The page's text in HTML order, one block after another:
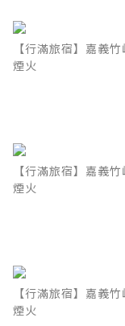
【行滿旅宿】嘉義
煙火
【行滿旅宿】嘉義
煙火
【行滿旅宿】嘉義
煙火